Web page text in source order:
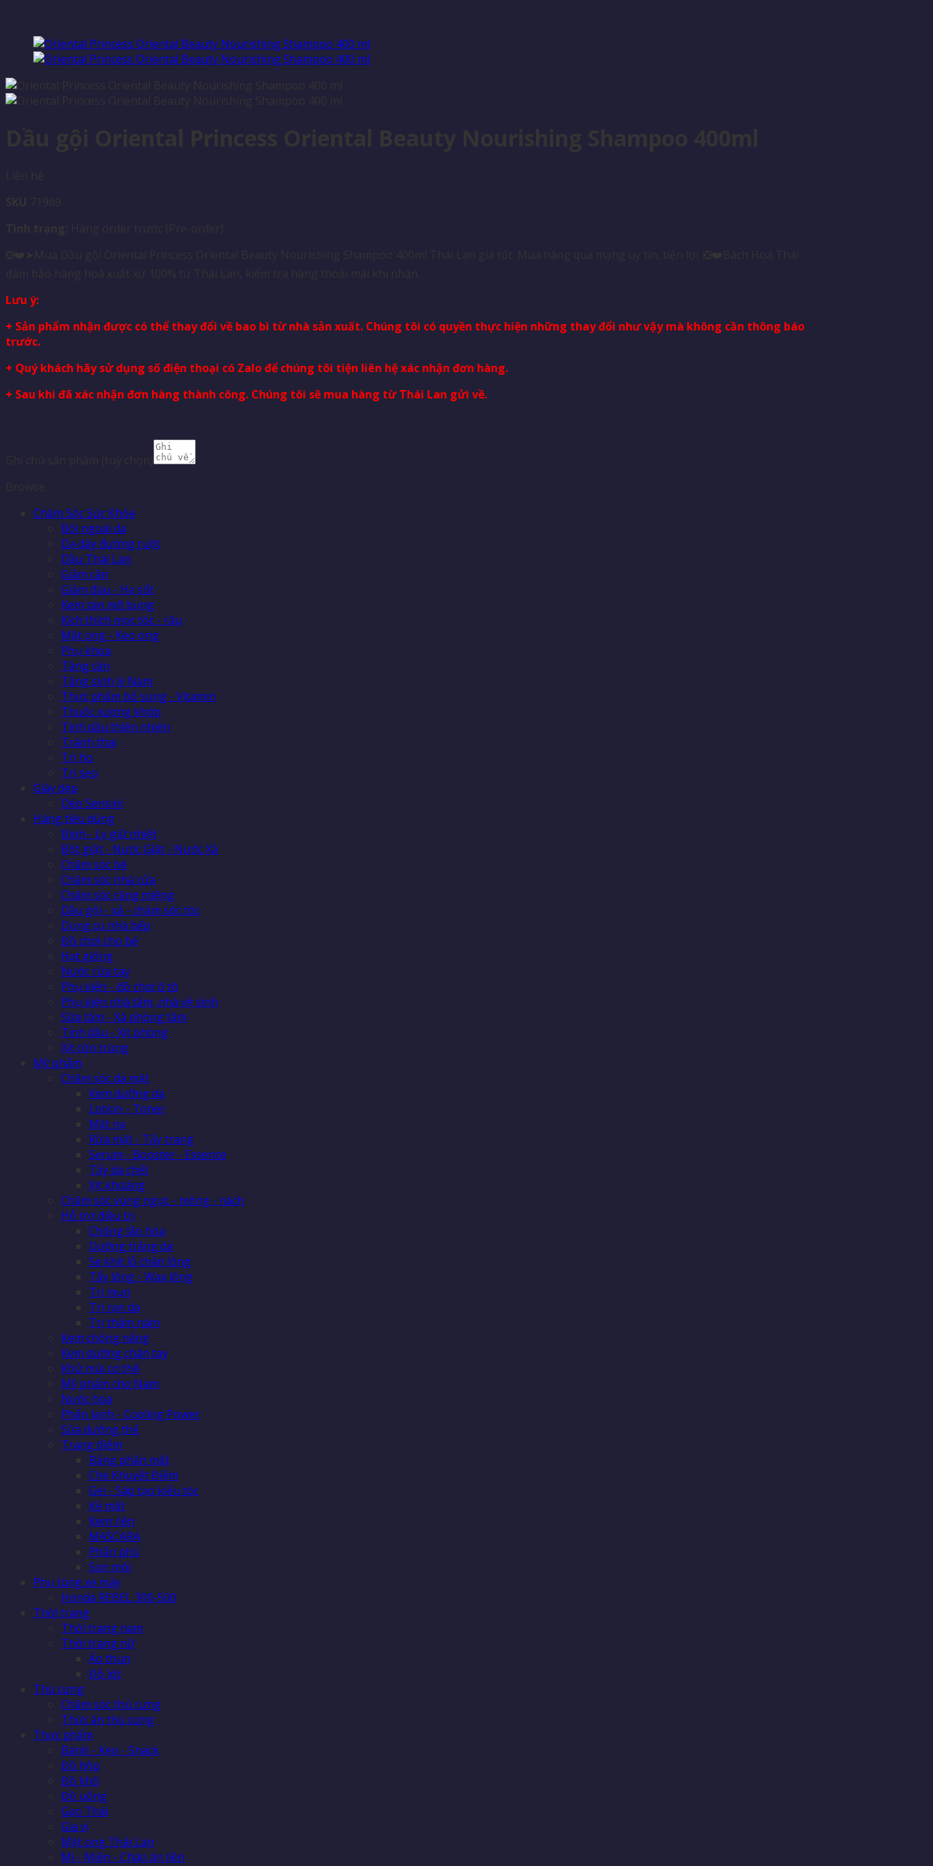
Lưu ý:
+ Sản phẩm nhận được có thể thay đổi về bao bì từ nhà sản xuất. Chúng tôi có quyền thực hiện những thay đổi như vậy mà không cần thông báo
trước.
+ Quý khách hãy sử dụng số điện thoại có Zalo để chúng tôi tiện liên hệ xác nhận đơn hàng.
+ Sau khi đã xác nhận đơn hàng thành công. Chúng tôi sẽ mua hàng từ Thái Lan gửi về.
Chăm Sóc Sức Khỏe
Bôi ngoài da
Dạ dày đường ruột
Dầu Thái Lan
Giảm cân
Giảm đau - Hạ sốt
Kem tan mỡ bụng
Kích thích mọc tóc - râu
Mật ong - Keo ong
Phụ khoa
Tăng cân
Tăng sinh lý Nam
Thực phẩm bổ sung - Vitamin
Thuốc xương khớp
Tinh dầu thiên nhiên
Tránh thai
Trị ho
Trị sẹo
Giày dép
Dép Sensini
Hàng tiêu dùng
Bình - Ly giữ nhiệt
Bột giặt - Nước Giặt - Nước Xả
Chăm sóc bé
Chăm sóc nhà cửa
Chăm sóc răng miệng
Dầu gội - xả - chăm sóc tóc
Dụng cụ nhà bếp
Đồ chơi cho bé
Hạt giống
Nước rửa tay
Phụ kiện - đồ chơi ô tô
Phụ kiện nhà tắm, nhà vệ sinh
Sữa tắm - Xà phòng tắm
Tinh dầu - Xịt phòng
Xịt côn trùng
Mỹ phẩm
Chăm sóc da mặt
Kem dưỡng da
Lotion - Toner
Mặt nạ
Rửa mặt - Tẩy trang
Serum - Booster - Essence
Tẩy da chết
Xịt khoáng
Chăm sóc vùng ngực - mông - nách
Hỗ trợ điều trị
Chống lão hóa
Dưỡng trắng da
Se khít lỗ chân lông
Tẩy lông - Wax lông
Trị mụn
Trị rạn da
Trị thâm nám
Kem chống nắng
Kem dưỡng chân tay
Khử mùi cơ thể
Mỹ phẩm cho Nam
Nước hoa
Phấn lạnh - Cooling Power
Sữa dưỡng thể
Trang điểm
Bảng phấn mắt
Che Khuyết Điểm
Gel - Sáp tạo kiểu tóc
Kẻ mắt
Kem nền
MASCARA
Phấn phủ
Son môi
Phụ tùng xe máy
Honda REBEL 300-500
Thời trang
Thời trang nam
Thời trang nữ
Áo thun
Đồ lót
Thú cưng
Chăm sóc thú cưng
Thức ăn thú cưng
Thực phẩm
Bánh - Kẹo - Snack
Đồ hộp
Đồ khô
Đồ uống
Gạo Thái
Gia vị
Mật ong Thái Lan
Mì - Miến - Cháo ăn liền